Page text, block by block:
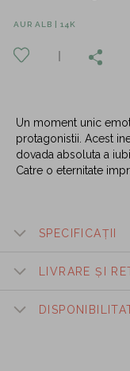
AUR ALB | 14K
Un moment unic
protagonistii. Acest
dovada absoluta a
Catre o eternitate
SPECIFICAȚII
LIVRARE ȘI